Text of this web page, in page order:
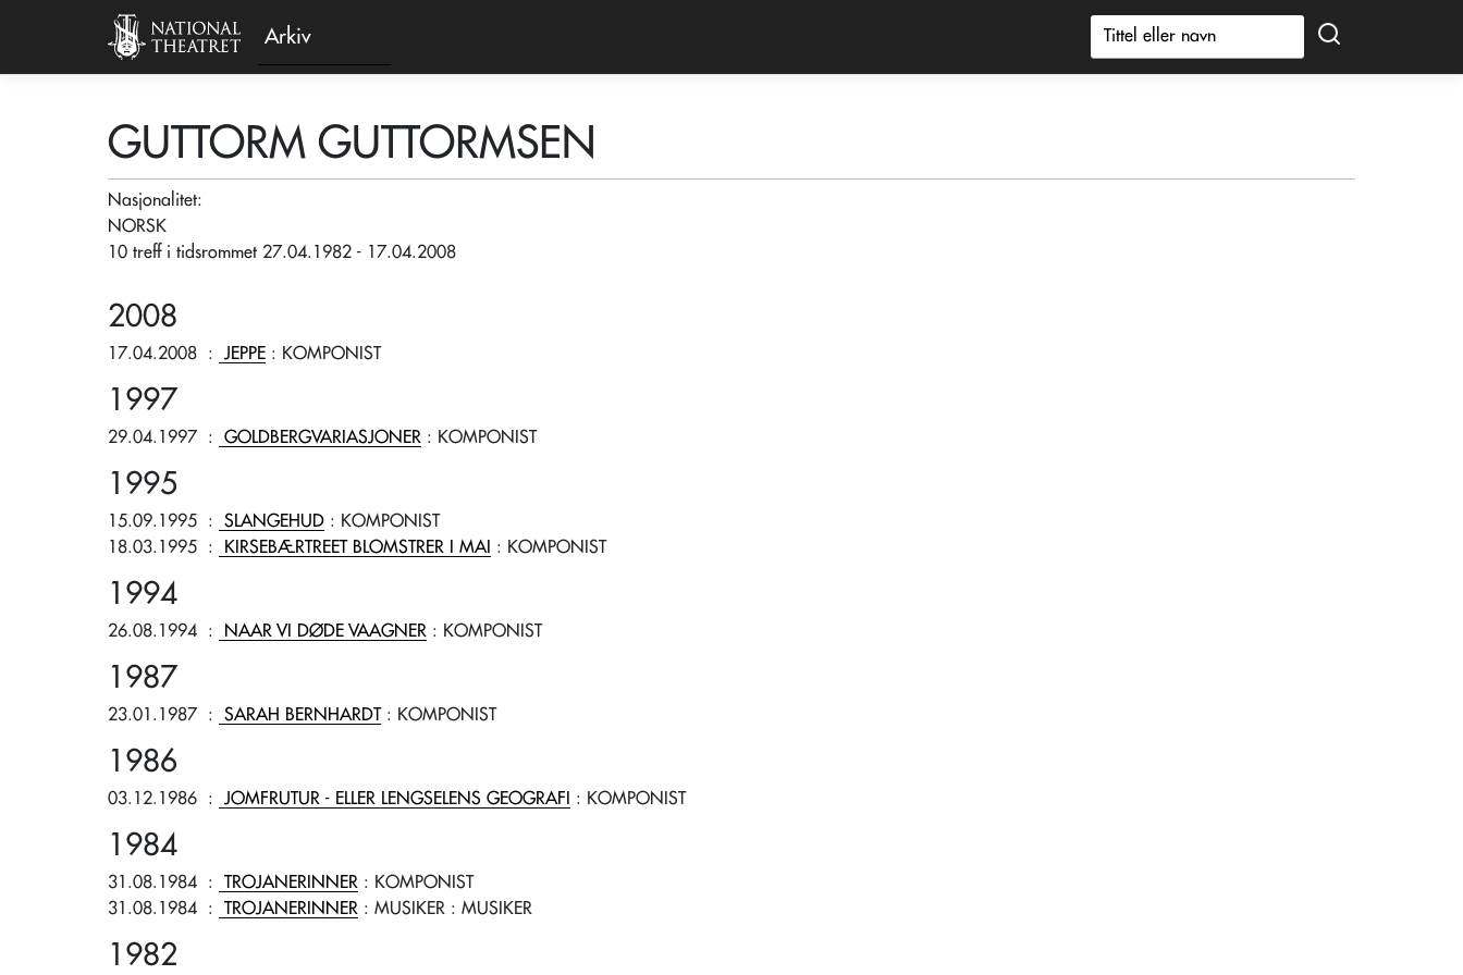
Arkiv
GUTTORM GUTTORMSEN
Nasjonalitet:
NORSK
10 treff i tidsrommet 27.04.1982 - 17.04.2008
2008
17.04.2008 : JEPPE : KOMPONIST
1997
29.04.1997 : GOLDBERGVARIASJONER : KOMPONIST
1995
15.09.1995 : SLANGEHUD : KOMPONIST
18.03.1995 : KIRSEBÆRTREET BLOMSTRER I MAI : KOMPONIST
1994
26.08.1994 : NAAR VI DØDE VAAGNER : KOMPONIST
1987
23.01.1987 : SARAH BERNHARDT: KOMPONIST
1986
03.12.1986 : JOMFRUTUR - ELLER LENGSELENS GEOGRAFI : KOMPONIST
1984
31.08.1984 : TROJANERINNER : KOMPONIST
31.08.1984 : TROJANERINNER : MUSIKER : MUSIKER
1982